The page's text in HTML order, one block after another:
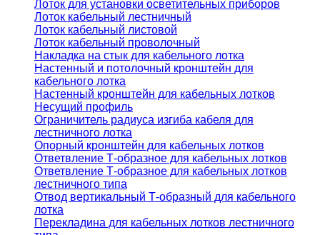
Лоток для установки осветительных приборов
Лоток кабельный лестничный
Лоток кабельный листовой
Лоток кабельный проволочный
Накладка на стык для кабельного лотка
Настенный и потолочный кронштейн для
кабельного лотка
Настенный кронштейн для кабельных лотков
Несущий профиль
Ограничитель радиуса изгиба кабеля для
лестничного лотка
Опорный кронштейн для кабельных лотков
Ответвление Т-образное для кабельных лотков
Ответвление Т-образное для кабельных лотков
лестничного типа
Отвод вертикальный Т-образный для кабельного
лотка
Перекладина для кабельных лотков лестничного